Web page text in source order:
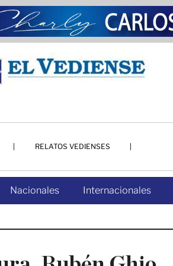
RELATOS VEDIENSES
Nacionales Internacionales